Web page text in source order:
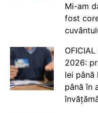
Mi-am
fost
2026:
lei până
până în